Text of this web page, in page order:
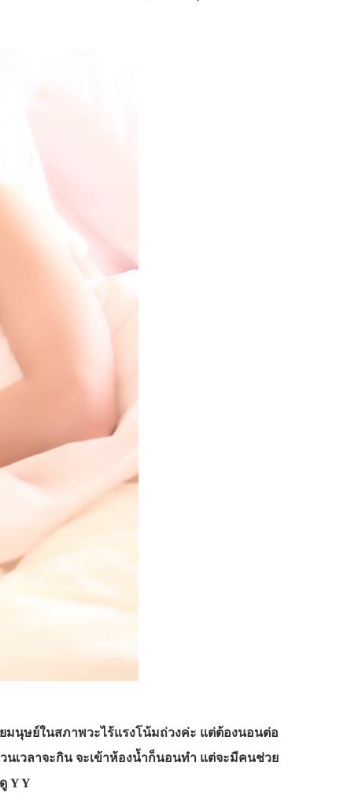
มนุษย์ในสภาพวะไร้แรงโน้มถ่วงค่ะ แต่ต้องนอนต่อ
นเวลาจะกิน จะเข้าห้องน้ำก็นอนทำ แต่จะมีคนช่วย
Y Y